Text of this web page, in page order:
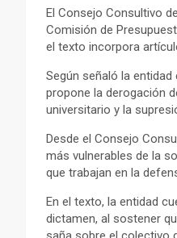
El Consejo Consultivo
Comisión de
el texto incorpora
Según señaló la
propone la derogación
universitario y la
Desde el Consejo
más vulnerables de la
que trabajan en la
En el texto, la entidad
dictamen, al sostener